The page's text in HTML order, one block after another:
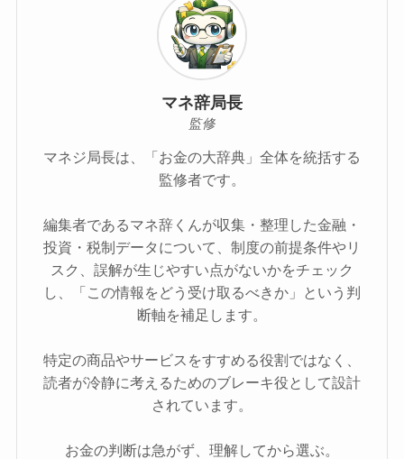
マネ辞局長
監修
マネジ局長は、「お金の大辞典」全体を統括する
監修者です。
編集者であるマネ辞くんが収集・整理した金融・
投資・税制データについて、制度の前提条件やリ
スク、誤解が生じやすい点がないかをチェック
し、「この情報をどう受け取るべきか」という判
断軸を補足します。
特定の商品やサービスをすすめる役割ではなく、
読者が冷静に考えるためのブレーキ役として設計
されています。
お金の判断は急がず、理解してから選ぶ。